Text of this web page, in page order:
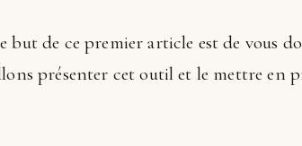
but de ce premier article est de vous
présenter cet outil et le mettre en